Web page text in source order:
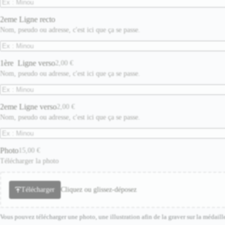
2eme Ligne recto
Nom, pseudo ou adresse, c'est ici que ça se passe.
1ère Ligne verso2,00 €
Nom, pseudo ou adresse, c'est ici que ça se passe.
2eme Ligne verso2,00 €
Nom, pseudo ou adresse, c'est ici que ça se passe.
Photo 15,00 €
Télécharger la photo
Télécharger Cliquez ou glissez-déposez
Vous pouvez télécharger une photo, une illustration afin de la graver sur la